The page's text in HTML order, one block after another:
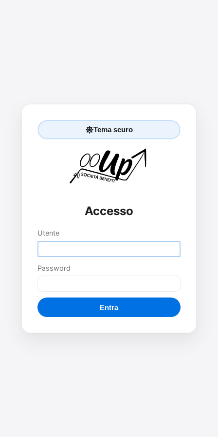
Tema scuro
Accesso
Utente
Password
Entra